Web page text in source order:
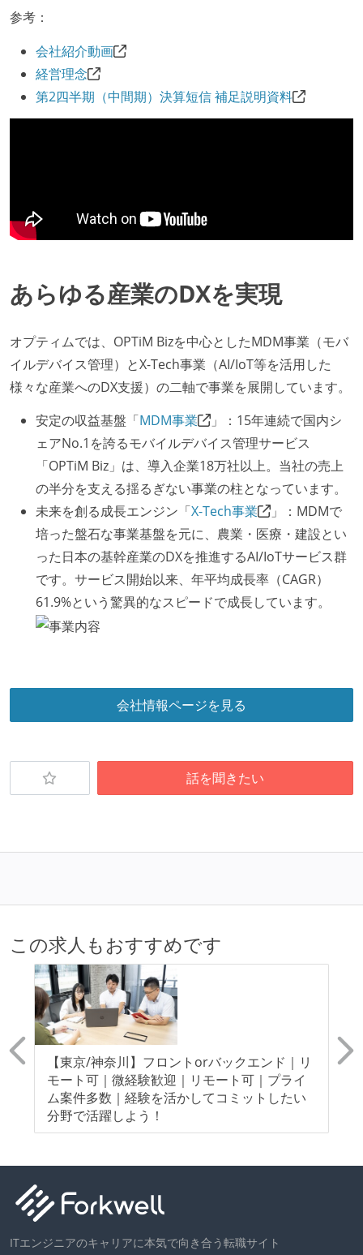
参考：
会社紹介動画
経営理念
第2四半期（中間期）決算短信 補足説明資料
あらゆる産業のDXを実現
オプティムでは、OPTiM Bizを中心としたMDM事業（モバ
イルデバイス管理）とX-Tech事業（AI/IoT等を活用した
様々な産業へのDX支援）の二軸で事業を展開しています。
安定の収益基盤「MDM事業
」：15年連続で国内シ
ェアNo.1を誇るモバイルデバイス管理サービス
「OPTiM Biz」は、導入企業18万社以上。当社の売上
の半分を支える揺るぎない事業の柱となっています。
未来を創る成長エンジン「X-Tech事業
」：MDMで
培った盤石な事業基盤を元に、農業・医療・建設とい
った日本の基幹産業のDXを推進するAI/IoTサービス群
です。サービス開始以来、年平均成長率（CAGR）
61.9%という驚異的なスピードで成長しています。
会社情報ページを見る
話を聞きたい
この求人もおすすめです
【東京/神奈川】フロントorバックエンド｜リ
モート可｜微経験歓迎｜リモート可｜プライ
ム案件多数｜経験を活かしてコミットしたい
分野で活躍しよう！
ITエンジニアのキャリアに本気で向き合う転職サイト